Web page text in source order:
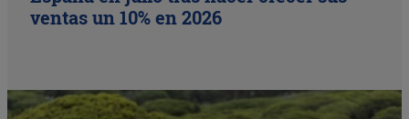
ventas un 10% en 2026